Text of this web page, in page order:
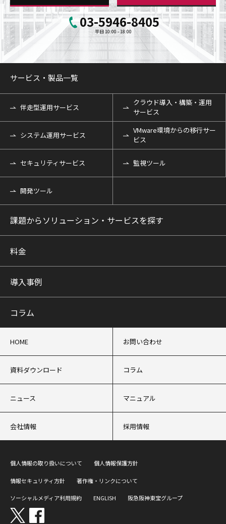
03-5946-8405
平日 10:00 - 18:00
サービス・製品一覧
伴走型運用サービス
クラウド導入・構築・運用
サービス
システム運用サービス
VMware環境からの移行サー
ビス
セキュリティサービス 監視ツール
開発ツール
課題からソリューション・サービスを探す
料金
導入事例
コラム
HOME お問い合わせ
資料ダウンロード コラム
ニュース マニュアル
会社情報 採用情報
個人情報の取り扱いについて 個人情報保護方針
情報セキュリティ方針 著作権・リンクについて
ソーシャルメディア利用規約 ENGLISH 阪急阪神東宝グループ